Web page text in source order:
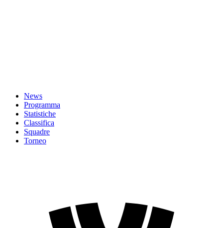
News
Programma
Statistiche
Classifica
Squadre
Torneo